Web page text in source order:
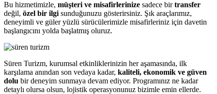
Bu hizmetimizle, müşteri ve misafirlerinize sadece birtransfer
değil, özel bir ilgi sunduğunuzu gösterirsiniz. Şık araçlarımız,
deneyimli ve güler yüzlü sürücülerimizle misafirleriniz için davetin
başlangıcını yolda başlatmış oluruz.
Süren Turizm, kurumsal etkinliklerinizin her aşamasında, ilk
karşılama anından son vedaya kadar, kaliteli, ekonomik ve güven
dolu bir deneyim sunmaya devam ediyor. Programınız ne kadar
detaylı olursa olsun, lojistik operasyonunuz bizimle emin ellerde.